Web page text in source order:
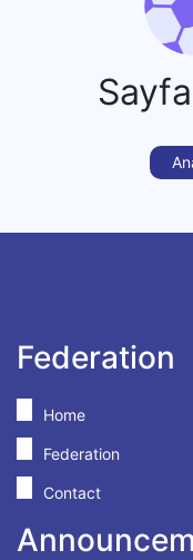
Federation
Home
Federation
Contact